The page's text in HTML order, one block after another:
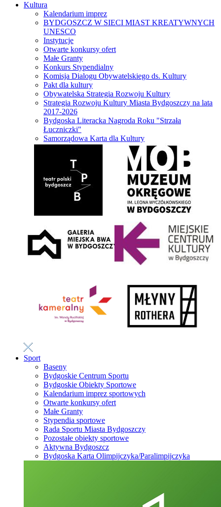
Kultura
Kalendarium imprez
BYDGOSZCZ W SIECI MIAST KREATYWNYCH
UNESCO
Instytucje
Otwarte konkursy ofert
Małe Granty
Konkurs Stypendialny
Komisja Dialogu Obywatelskiego ds. Kultury
Pakt dla kultury
Obywatelska Strategia Rozwoju Kultury
Strategia Rozwoju Kultury Miasta Bydgoszczy na lata
2017-2026
Bydgoska Literacka Nagroda Roku "Strzała
Łuczniczki"
Samorządowa Karta dla Kultury
Sport
Baseny
Bydgoskie Centrum Sportu
Bydgoskie Obiekty Sportowe
Kalendarium imprez sportowych
Otwarte konkursy ofert
Małe Granty
Stypendia sportowe
Rada Sportu Miasta Bydgoszczy
Pozostałe obiekty sportowe
Aktywna Bydgoszcz
Bydgoska Karta Olimpijczyka/Paralimpijczyka